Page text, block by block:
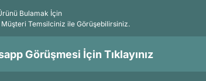
Bulamak İçin
Temsilciniz ile Görüşebilirsiniz.
Görüşmesi İçin Tıklayınız